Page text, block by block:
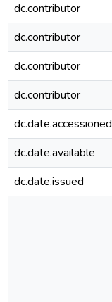
dc.contributor
dc.contributor
dc.contributor
dc.contributor
dc.date.accessioned
dc.date.available
dc.date.issued